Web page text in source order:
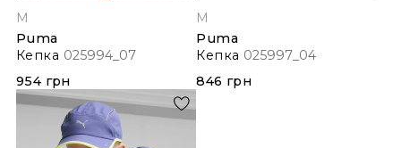
M
Puma
Кепка 025994_07
954 грн
M
Puma
Кепка 025997_04
846 грн